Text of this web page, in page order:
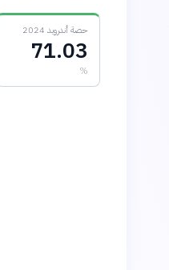
حصة أندرويد 2024
71.03
%